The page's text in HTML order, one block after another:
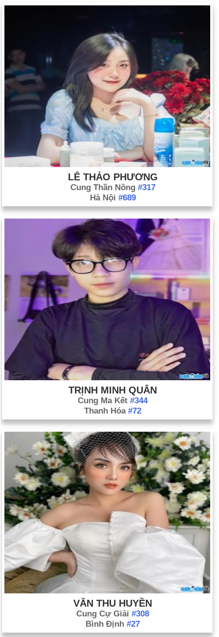
LÊ THẢO PHƯƠNG
Cung Thần Nông #317
Hà Nội #689
TRỊNH MINH QUÂN
Cung Ma Kết #344
Thanh Hóa #72
VĂN THU HUYỀN
Cung Cự Giải #308
Bình Định #27